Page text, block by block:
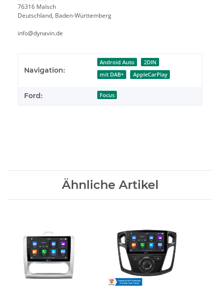
76316 Malsch
Deutschland, Baden-Württemberg
info@dynavin.de
Navigation:
Android Auto
2DIN
mit DAB+
AppleCarPlay
Ford: Focus
Ähnliche Artikel